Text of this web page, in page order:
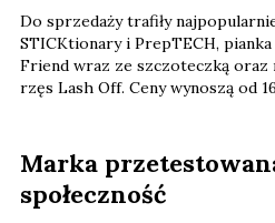
Do sprzedaży trafiły
STICKtionary i PrepTECH,
Friend wraz ze szczoteczką oraz
rzęs Lash Off. Ceny wynoszą od
Marka
społeczność